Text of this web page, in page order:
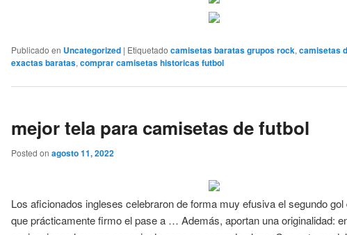
Publicado en Uncategorized | Etiquetado camisetas baratas grupos rock, camisetas
exactas baratas, comprar camisetas historicas futbol
mejor tela para camisetas de futbol
Posted on agosto 11, 2022
Los aficionados ingleses celebraron de forma muy efusiva el segundo gol
que prácticamente firmo el pase a … Además, aportan una originalidad: